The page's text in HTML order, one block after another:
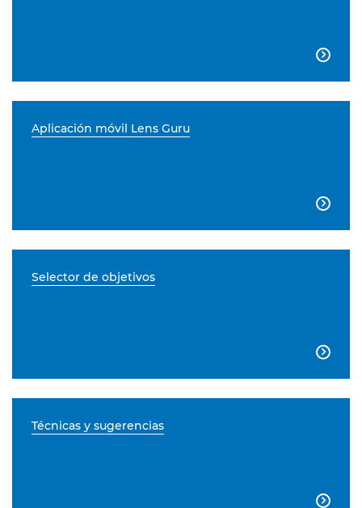

Aplicación móvil Lens Guru

Selector de objetivos

Técnicas y sugerencias
